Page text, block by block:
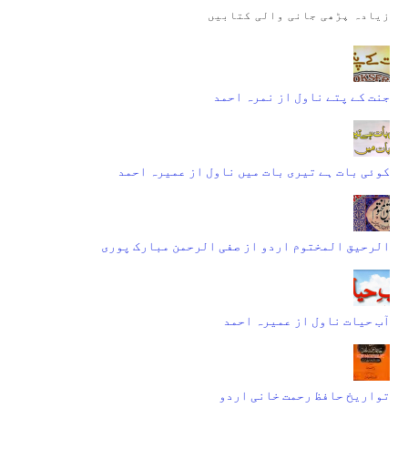
زیادہ پڑھی جانی والی کتابیں
جنت کے پتے ناول از نمرہ احمد
کوئی بات ہے تیری بات میں ناول از عمیرہ احمد
الرحیق المختوم اردو از صفی الرحمن مبارک پوری
آب حیات ناول از عمیرہ احمد
تواریخ حافظ رحمت خانی اردو